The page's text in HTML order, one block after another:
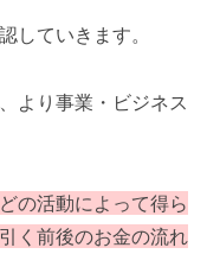
していきます。
より事業・ビジネス
の活動によって得ら
く前後のお金の流れ